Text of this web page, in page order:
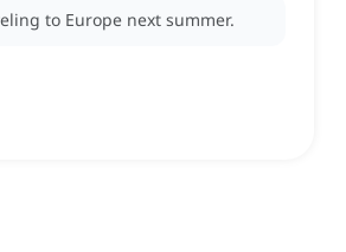
to Europe next summer.